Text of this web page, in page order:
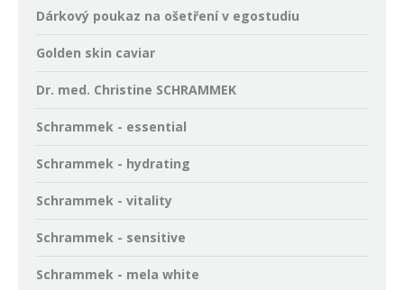
Dárkový poukaz na ošetření v egostudiu
Golden skin caviar
Dr. med. Christine SCHRAMMEK
Schrammek - essential
Schrammek - hydrating
Schrammek - vitality
Schrammek - sensitive
Schrammek - mela white